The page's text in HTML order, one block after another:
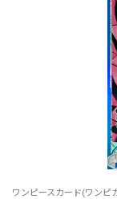
ワンピースカード(ワンピ